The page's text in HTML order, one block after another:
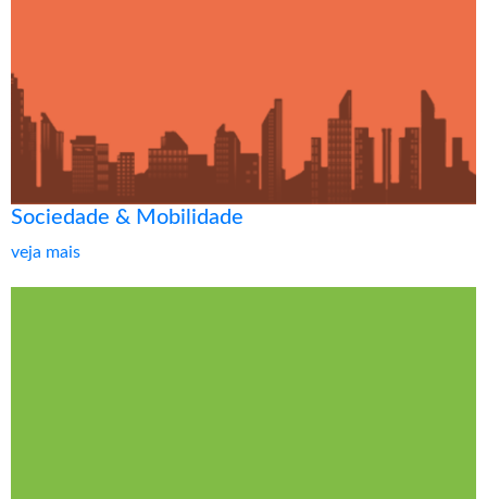
Sociedade & Mobilidade
veja mais